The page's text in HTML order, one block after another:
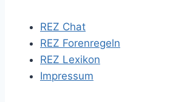
REZ Chat
REZ Forenregeln
REZ Lexikon
Impressum